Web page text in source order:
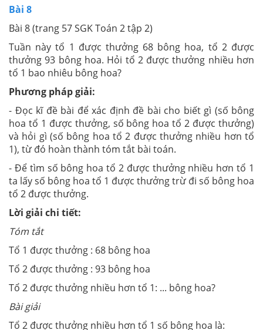
Bài 8
Bài 8 (trang 57 SGK Toán 2 tập 2)
Tuần này tổ 1 được thưởng 68 bông hoa, tổ 2 được
thưởng 93 bông hoa. Hỏi tổ 2 được thưởng nhiều hơn
tổ 1 bao nhiêu bông hoa?
Phương pháp giải:
- Đọc kĩ đề bài để xác định đề bài cho biết gì (số bông
hoa tổ 1 được thưởng, số bông hoa tổ 2 được thưởng)
và hỏi gì (số bông hoa tổ 2 được thưởng nhiều hơn tổ
1), từ đó hoàn thành tóm tắt bài toán.
- Để tìm số bông hoa tổ 2 được thưởng nhiều hơn tổ 1
ta lấy số bông hoa tổ 1 được thưởng trừ đi số bông hoa
tổ 2 được thưởng.
Lời giải chi tiết:
Tóm tắt
Tổ 1 được thưởng : 68 bông hoa
Tổ 2 được thưởng : 93 bông hoa
Tổ 2 được thưởng nhiều hơn tổ 1: ... bông hoa?
Bài giải
Tổ 2 được thưởng nhiều hơn tổ 1 số bông hoa là: